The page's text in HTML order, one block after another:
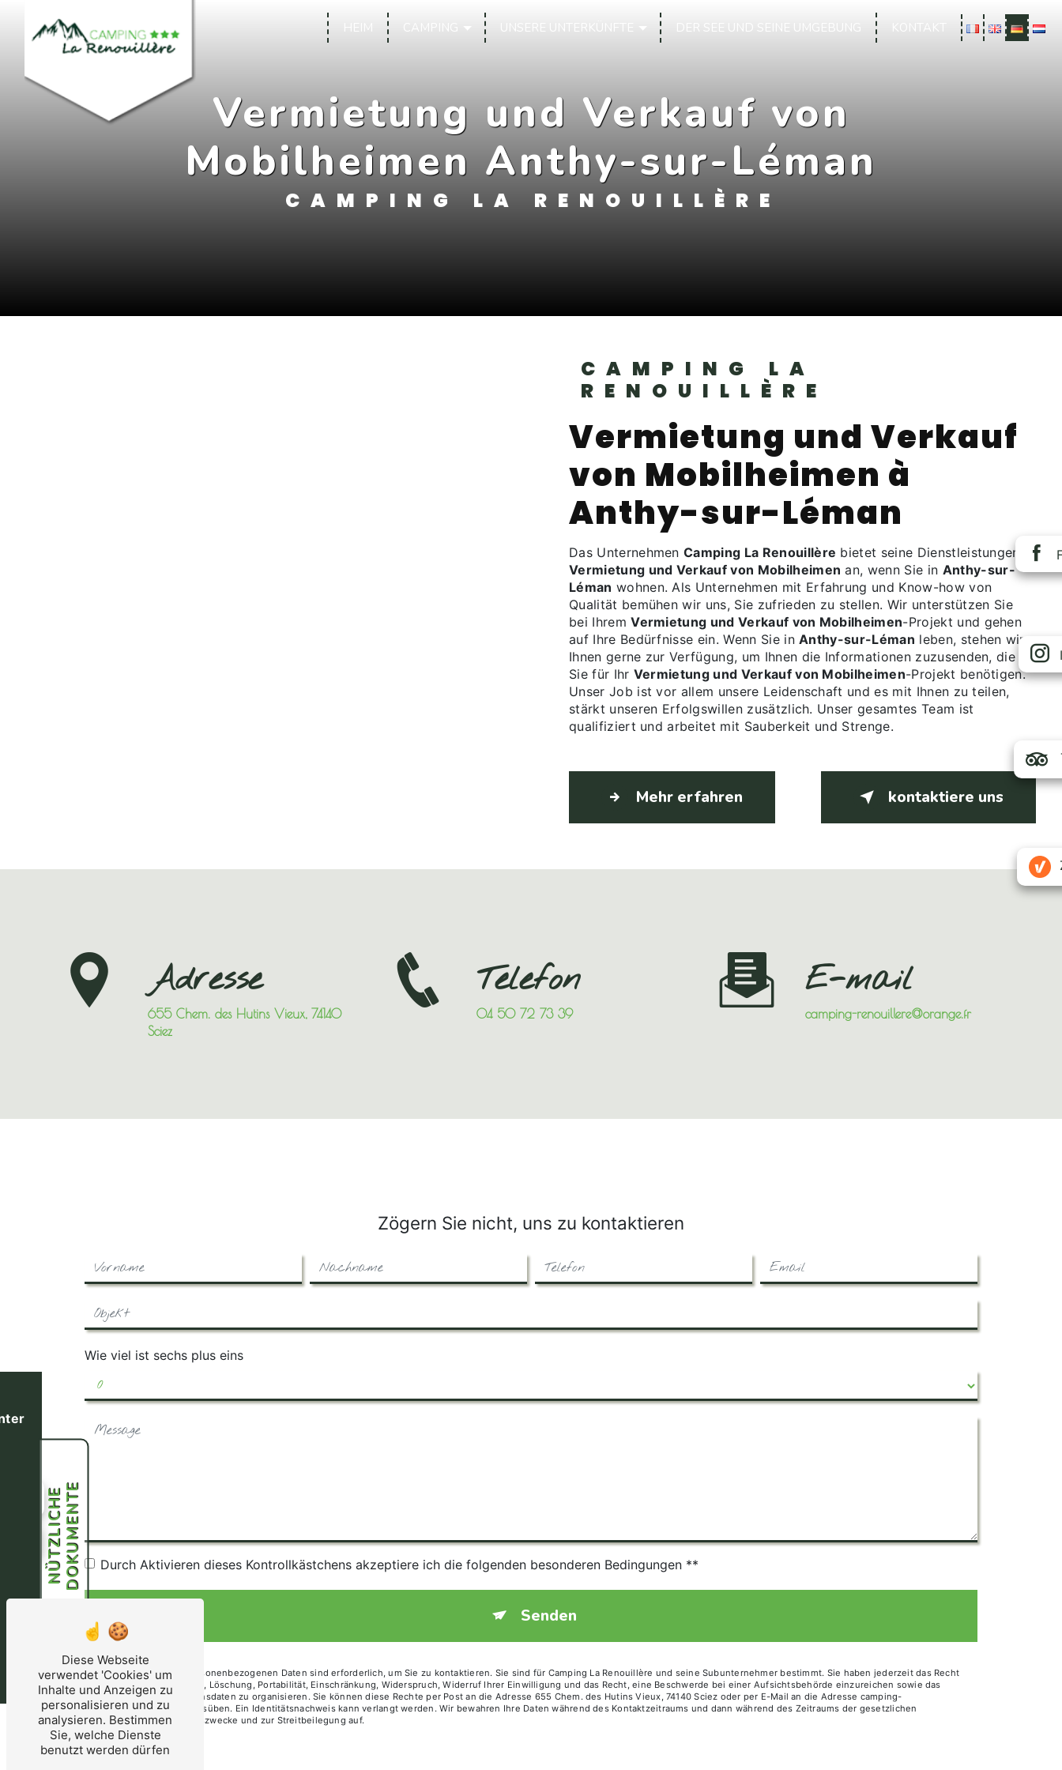
HEIM CAMPING UNSERE UNTERKÜNFTE DER SEE UND SEINE UMGEBUNG KONTAKT
Vermietung und Verkauf von
Mobilheimen Anthy-sur-Léman
CAMPING LA RENOUILLÈRE
CAMPING LA
RENOUILLÈRE
Vermietung und Verkauf
von Mobilheimen à
Anthy-sur-Léman
Das UnternehmenCamping La Renouillère bietet seine Dienstleistungen in
Vermietung und Verkauf von Mobilheimen an, wenn Sie in Anthy-sur-
Léman wohnen. Als Unternehmen mit Erfahrung und Know-how von
Qualität bemühen wir uns, Sie zufrieden zu stellen. Wir unterstützen Sie
bei IhremVermietung und Verkauf von Mobilheimen-Projekt und gehen
auf Ihre Bedürfnisse ein. Wenn Sie inAnthy-sur-Léman leben, stehen wir
Ihnen gerne zur Verfügung, um Ihnen die Informationen zuzusenden, die
Sie für Ihr Vermietung und Verkauf von Mobilheimen-Projekt benötigen.
Unser Job ist vor allem unsere Leidenschaft und es mit Ihnen zu teilen,
stärkt unseren Erfolgswillen zusätzlich. Unser gesamtes Team ist
qualifiziert und arbeitet mit Sauberkeit und Strenge.
Mehr erfahren kontaktiere uns
Adresse
655 Chem. des Hutins Vieux, 74140
Sciez
Telefon
04 50 72 73 39
E-mail
camping-renouillere@orange.fr
Zögern Sie nicht, uns zu kontaktieren
Wie viel ist sechs plus eins
Durch Aktivieren dieses Kontrollkästchens akzeptiere ich die folgenden besonderen Bedingungen **
Senden
** Die übermittelten personenbezogenen Daten sind erforderlich, um Sie zu kontaktieren. Sie sind für Camping La Renouillère und seine Subunternehmer bestimmt. Sie haben jederzeit das Recht
auf Zugang, Berichtigung, Löschung, Portabilität, Einschränkung, Widerspruch, Widerruf Ihrer Einwilligung und das Recht, eine Beschwerde bei einer Aufsichtsbehörde einzureichen sowie das
Schicksal Ihrer Obduktionsdaten zu organisieren. Sie können diese Rechte per Post an die Adresse 655 Chem. des Hutins Vieux, 74140 Sciez oder per E-Mail an die Adresse camping-
renouillere@orange.fr ausüben. Ein Identitätsnachweis kann verlangt werden. Wir bewahren Ihre Daten während des Kontaktzeitraums und dann während des Zeitraums der gesetzlichen
Beschränkung für Beweiszwecke und zur Streitbeilegung auf.
N
Ü
T
Z
L
I
C
H
E
D
O
K
U
M
E
N
TE
Diese Webseite
verwendet 'Cookies' um
Inhalte und Anzeigen zu
personalisieren und zu
analysieren. Bestimmen
Sie, welche Dienste
benutzt werden dürfen